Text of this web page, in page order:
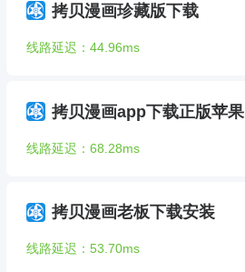
拷贝漫画珍藏版下载
线路延迟：44.96ms
拷贝漫画app下载正版苹果
线路延迟：68.28ms
拷贝漫画老板下载安装
线路延迟：53.70ms